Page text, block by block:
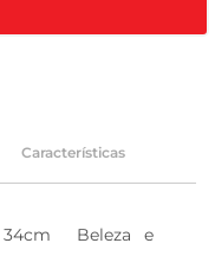
Características
Beleza e